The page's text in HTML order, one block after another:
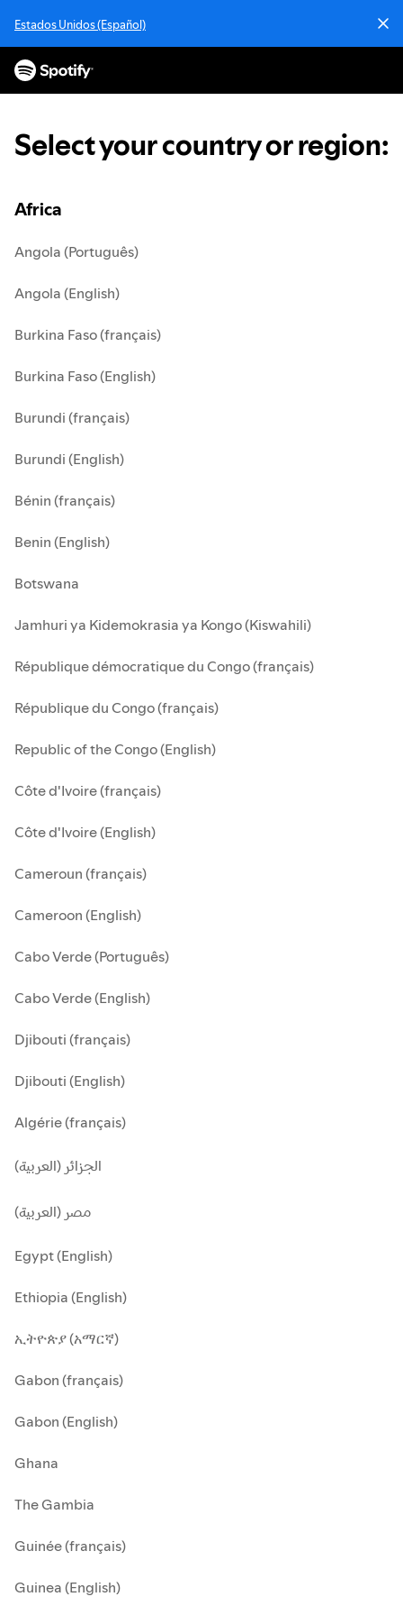
i
Estados Unidos (Español)
Select your country or region:
Africa
Angola (Português)
Angola (English)
Burkina Faso (français)
Burkina Faso (English)
Burundi (français)
Burundi (English)
Bénin (français)
Benin (English)
Botswana
Jamhuri ya Kidemokrasia ya Kongo (Kiswahili)
République démocratique du Congo (français)
République du Congo (français)
Republic of the Congo (English)
Côte d'Ivoire (français)
Côte d'Ivoire (English)
Cameroun (français)
Cameroon (English)
Cabo Verde (Português)
Cabo Verde (English)
Djibouti (français)
Djibouti (English)
Algérie (français)
الجزائر (العربية)
مصر (العربية)
Egypt (English)
Ethiopia (English)
ኢትዮጵያ (አማርኛ)
Gabon (français)
Gabon (English)
Ghana
The Gambia
Guinée (français)
Guinea (English)